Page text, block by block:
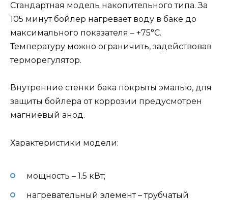
Стандартная модель накопительного типа. За
105 минут бойлер нагревает воду в баке до
максимального показателя – +75°С.
Температуру можно ограничить, задействовав
терморегулятор.
Внутренние стенки бака покрыты эмалью, для
защиты бойлера от коррозии предусмотрен
магниевый анод.
Характеристики модели:
мощность – 1.5 кВт;
нагревательный элемент – трубчатый